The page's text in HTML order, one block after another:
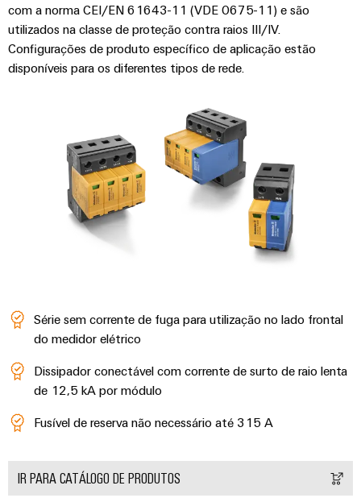
Inovações de
produtos
Conectividade
prática para o
inovações de
conectividade
industrial.
Weidmüller
com a norma CEI/EN 61643-11 (VDE 0675-11) e são
utilizados na classe de proteção contra raios III/IV.
Configurações de produto específico de aplicação estão
disponíveis para os diferentes tipos de rede.
Série sem corrente de fuga para utilização no lado frontal
do medidor elétrico
Dissipador conectável com corrente de surto de raio lenta
de 12,5 kA por módulo
Fusível de reserva não necessário até 315 A
IR PARA CATÁLOGO DE PRODUTOS